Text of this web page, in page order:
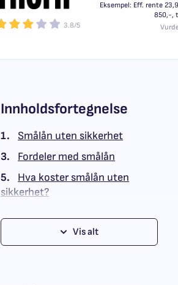
3.8/5
Eksempel: Eff. rente
850,-,
Innholdsfortegnelse
1. Smålån uten sikkerhet
3.
Fordeler med smålån
5.
Hva koster smålån uten
sikkerhet?
Vis alt